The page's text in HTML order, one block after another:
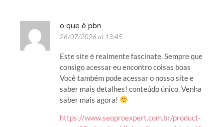
o que é pbn
26/07/2026 at 13:45
Este site é realmente fascinate. Sempre que
consigo acessar eu encontro coisas boas
Você também pode acessar o nosso site e
saber mais detalhes! conteúdo único. Venha
saber mais agora!
https://www.seoproexpert.com.br/product-